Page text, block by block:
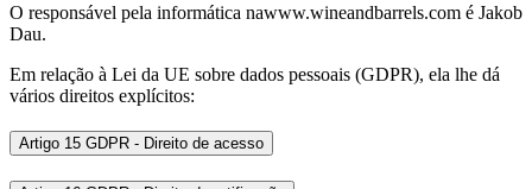
O responsável pela informática nawww.wineandbarrels.com é Jakob
Dau.
Em relação à Lei da UE sobre dados pessoais (GDPR), ela lhe dá
vários direitos explícitos:
Artigo 15 GDPR - Direito de acesso